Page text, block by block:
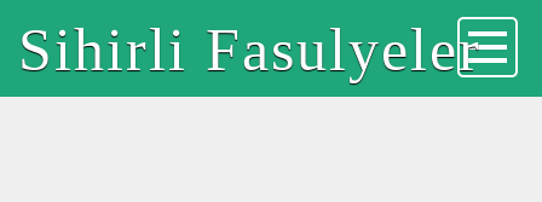
Sihirli Fasulyeler